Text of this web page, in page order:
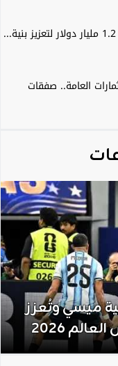
العامة.. صفقات
ميسي وتُعزز
2026